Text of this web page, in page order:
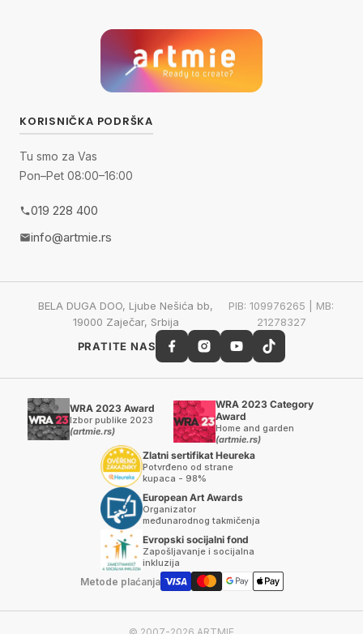
KORISNIČKA PODRŠKA
Tu smo za Vas
Pon–Pet 08:00–16:00
019 228 400
info@artmie.rs
BELA DUGA DOO, Ljube Nešića bb,
19000 Zaječar, Srbija
PIB: 109976265 | MB:
21278327
PRATITE NAS
WRA 2023 Award
Izbor publike 2023
(artmie.rs)
WRA 2023 Category
Award
Home and garden
(artmie.rs)
Zlatni sertifikat Heureka
Potvrđeno od strane
kupaca - 98%
European Art Awards
Organizator
međunarodnog takmičenja
Evropski socijalni fond
Zapošljavanje i socijalna
inkluzija
Metode plaćanja